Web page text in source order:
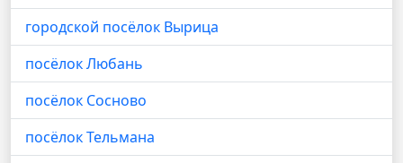
городской посёлок Вырица
посёлок Любань
посёлок Сосново
посёлок Тельмана